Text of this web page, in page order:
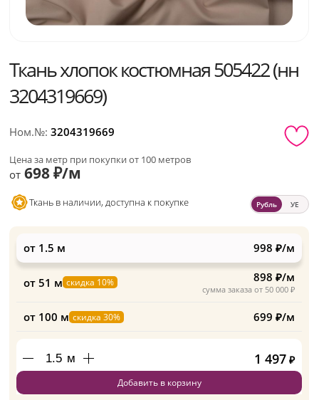
Ткань хлопок костюмная 505422 (нн
3204319669)
Ном.№:3204319669
Цена за метр при покупки от 100 метров
от 698 ₽/м
Ткань в наличии, доступна к покупке Рубль УЕ
от 1.5 м 998 ₽/м
от 51 м скидка 10%
сумма заказа от 50 000 ₽
898 ₽/м
от 100 м скидка 30% 699 ₽/м
м 1 497 ₽
Добавить в корзину